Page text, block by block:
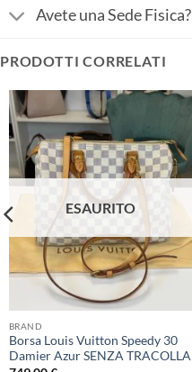
Avete una Sede Fisica?
PRODOTTI CORRELATI
ESAURITO
BRAND
Borsa Louis Vuitton Speedy 30
Damier Azur SENZA TRACOLLA